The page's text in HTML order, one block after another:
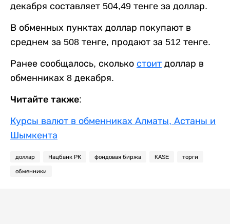
декабря составляет 504,49 тенге за доллар.
В обменных пунктах доллар покупают в
среднем за 508 тенге, продают за 512 тенге.
Ранее сообщалось, сколько стоит доллар в
обменниках 8 декабря.
Читайте также:
Курсы валют в обменниках Алматы, Астаны и
Шымкента
доллар Нацбанк РК фондовая биржа KASE торги
обменники